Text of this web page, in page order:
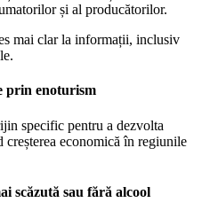
și al producătorilor.
mai clar la informații, inclusiv
prin enoturism
specific pentru a dezvolta
economică în regiunile
scăzută sau fără alcool